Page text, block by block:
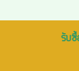
รับ